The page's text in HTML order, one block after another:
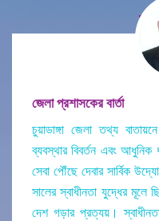
জেলা প্রশাসকের বার্তা
চুয়াডাঙ্গা জেলা তথ্য
ব্যবস্থার বিবর্তন এবং আধুনিক
সেবা পৌঁছে দেবার সার্বিক
সালের স্বাধীনতা যুদ্ধের মূলে
দেশ গড়ার প্রত্যয়।